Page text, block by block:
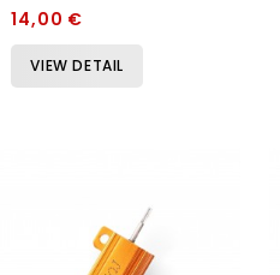
14,00 €
VIEW DETAIL